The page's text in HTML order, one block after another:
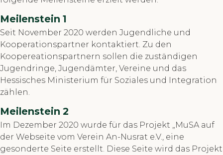
Meilenstein 1
Seit November 2020 werden Jugendliche und
Kooperationspartner kontaktiert. Zu den
Koopereationspartnern sollen die zuständigen
Jugendringe, Jugendämter, Vereine und das
Hessisches Ministerium für Soziales und Integration
zählen.
Meilenstein 2
Im Dezember 2020 wurde für das Projekt „MuSA auf
der Webseite vom Verein An-Nusrat e.V., eine
gesonderte Seite erstellt. Diese Seite wird das Projekt